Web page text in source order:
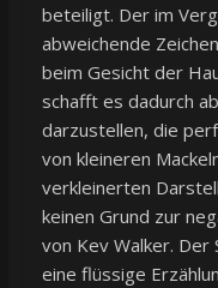
beteiligt. Der im
abweichende
beim Gesicht der
schafft es dadurch
darzustellen, die
von kleineren
verkleinerten
keinen Grund zur
von Kev Walker.
eine flüssige